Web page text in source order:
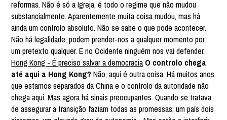
reformas. Não é só a Igreja, é todo o regime que não mudou
substancialmente. Aparentemente muita coisa mudou, mas há
ainda um controlo absoluto. Não se sabe o que pode acontecer.
Não há legalidade, podem prender-nos a qualquer momento por
um pretexto qualquer. E no Ocidente ninguém nos vai defender.
Hong Kong - É preciso salvar a democracia O controlo chega
até aqui a Hong Kong?Não, aqui é outra coisa. Há muitos anos
que estamos separados da China e o controlo da autoridade não
chega aqui. Mas agora há sinais preocupantes. Quando se tratava
de assegurar a transição faziam todas as promessas: um país dois